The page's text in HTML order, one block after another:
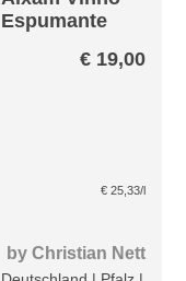
Espumante
€ 19,00
€ 25,33/l
byChristian Nett